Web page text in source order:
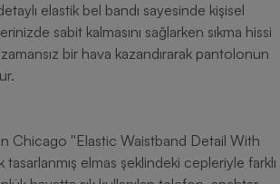
elastik bel bandı sayesinde kişisel
sabit kalmasını sağlarken sıkma hissi
bir hava kazandırarak pantolonun
Chicago ''Elastic Waistband Detail With
elmas şeklindeki cepleriyle farklı